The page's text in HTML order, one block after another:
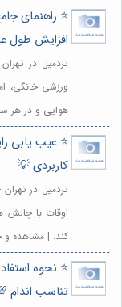
⭐️ راهنمای
افزایش طول
تردمیل در
ورزشی خانگی،
هوایی و در هر
⭐️ عیب یابی
کاربردی 💡
تردمیل در
اوقات با چالش
کند. | مشاهده و
⭐️ نحوه
تناسب اندام